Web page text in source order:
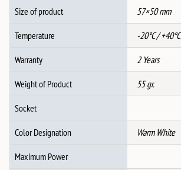
Size of product 57×50 mm
Temperature -20°C / +40°C
Warranty 2 Years
Weight of Product 55 gr.
Socket
Color Designation Warm White
Maximum Power